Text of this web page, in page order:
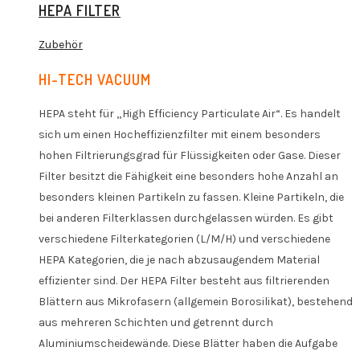
HEPA FILTER
Zubehör
HI-TECH VACUUM
HEPA steht für „High Efficiency Particulate Air“. Es handelt
sich um einen Hocheffizienzfilter mit einem besonders
hohen Filtrierungsgrad für Flüssigkeiten oder Gase. Dieser
Filter besitzt die Fähigkeit eine besonders hohe Anzahl an
besonders kleinen Partikeln zu fassen. Kleine Partikeln, die
bei anderen Filterklassen durchgelassen würden. Es gibt
verschiedene Filterkategorien (L/M/H) und verschiedene
HEPA Kategorien, die je nach abzusaugendem Material
effizienter sind. Der HEPA Filter besteht aus filtrierenden
Blättern aus Mikrofasern (allgemein Borosilikat), bestehend
aus mehreren Schichten und getrennt durch
Aluminiumscheidewände. Diese Blätter haben die Aufgabe